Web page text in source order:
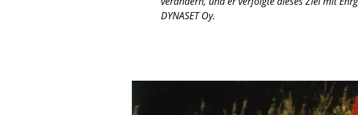
DYNASET Oy.